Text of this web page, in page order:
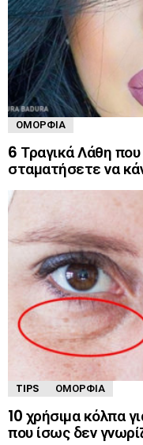
ΟΜΟΡΦΙΆ
6 Τραγικά Λάθη
σταματήσετε να
TIPS ΟΜΟΡΦΙΆ
10 χρήσιμα κόλπα
που ίσως δεν